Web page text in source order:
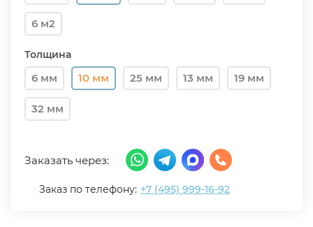
6 м2
Толщина
6 мм 10 мм 25 мм 13 мм 19 мм
32 мм
Заказать через:
Заказ по телефону: +7 (495) 999-16-92